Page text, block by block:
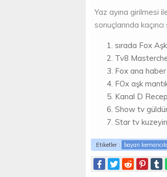
Yaz ayına girilmesi
sonuçlarında
sırada Fox
Tv8
Fox ana
FOx aşk
Kanal D
Show tv
Star tv
Etiketler : bayan